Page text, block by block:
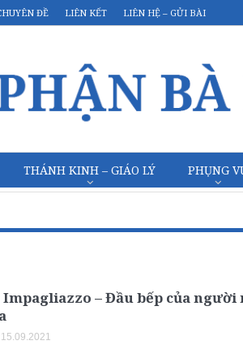
ĐỀ LIÊN KẾT LIÊN HỆ – GỬI BÀI
THÁNH KINH – GIÁO LÝ PHỤNG
– Đầu bếp của người